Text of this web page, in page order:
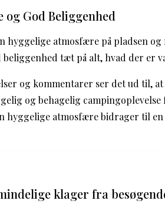
God Beliggenhed
hyggelige atmosfære på pladsen og
beliggenhed tæt på alt, hvad der er
og kommentarer ser det ud til,
og behagelig
hyggelige atmosfære bidrager til
klager fra